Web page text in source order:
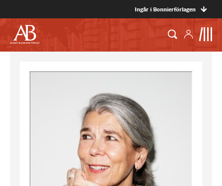
Ingår i Bonnierförlagen